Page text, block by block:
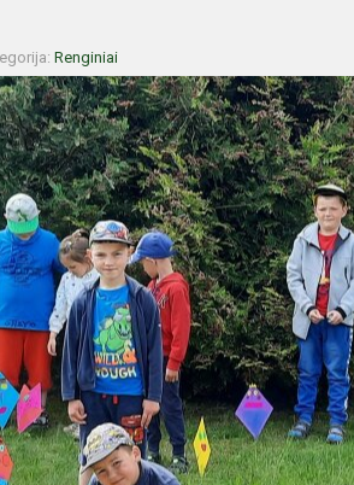
Renginiai